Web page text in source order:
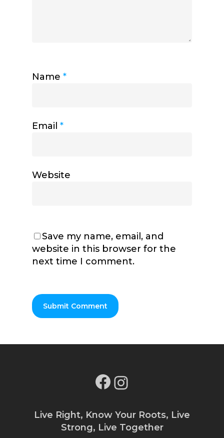
Name *
Email *
Website
Save my name, email, and
website in this browser for the
next time I comment.
Facebook
Live Right, Know Your Roots, Live
Strong, Live Together